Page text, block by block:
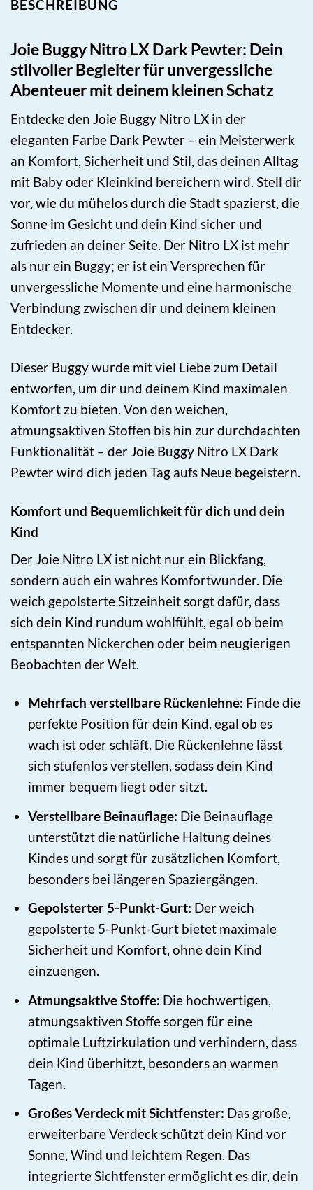
BESCHREIBUNG
Joie Buggy Nitro LX Dark Pewter: Dein
stilvoller Begleiter für unvergessliche
Abenteuer mit deinem kleinen Schatz
Entdecke den Joie Buggy Nitro LX in der
eleganten Farbe Dark Pewter – ein Meisterwerk
an Komfort, Sicherheit und Stil, das deinen Alltag
mit Baby oder Kleinkind bereichern wird. Stell dir
vor, wie du mühelos durch die Stadt spazierst, die
Sonne im Gesicht und dein Kind sicher und
zufrieden an deiner Seite. Der Nitro LX ist mehr
als nur ein Buggy; er ist ein Versprechen für
unvergessliche Momente und eine harmonische
Verbindung zwischen dir und deinem kleinen
Entdecker.
Dieser Buggy wurde mit viel Liebe zum Detail
entworfen, um dir und deinem Kind maximalen
Komfort zu bieten. Von den weichen,
atmungsaktiven Stoffen bis hin zur durchdachten
Funktionalität – der Joie Buggy Nitro LX Dark
Pewter wird dich jeden Tag aufs Neue begeistern.
Komfort und Bequemlichkeit für dich und dein
Kind
Der Joie Nitro LX ist nicht nur ein Blickfang,
sondern auch ein wahres Komfortwunder. Die
weich gepolsterte Sitzeinheit sorgt dafür, dass
sich dein Kind rundum wohlfühlt, egal ob beim
entspannten Nickerchen oder beim neugierigen
Beobachten der Welt.
Mehrfach verstellbare Rückenlehne: Finde die
perfekte Position für dein Kind, egal ob es
wach ist oder schläft. Die Rückenlehne lässt
sich stufenlos verstellen, sodass dein Kind
immer bequem liegt oder sitzt.
Verstellbare Beinauflage: Die Beinauflage
unterstützt die natürliche Haltung deines
Kindes und sorgt für zusätzlichen Komfort,
besonders bei längeren Spaziergängen.
Gepolsterter 5-Punkt-Gurt: Der weich
gepolsterte 5-Punkt-Gurt bietet maximale
Sicherheit und Komfort, ohne dein Kind
einzuengen.
Atmungsaktive Stoffe: Die hochwertigen,
atmungsaktiven Stoffe sorgen für eine
optimale Luftzirkulation und verhindern, dass
dein Kind überhitzt, besonders an warmen
Tagen.
Großes Verdeck mit Sichtfenster: Das große,
erweiterbare Verdeck schützt dein Kind vor
Sonne, Wind und leichtem Regen. Das
integrierte Sichtfenster ermöglicht es dir, dein